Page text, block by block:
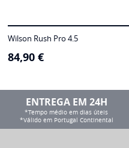
Wilson Rush Pro 4.5
84,90 €
ENTREGA EM 24H
*Tempo médio em dias úteis
*Válido em Portugal Continental